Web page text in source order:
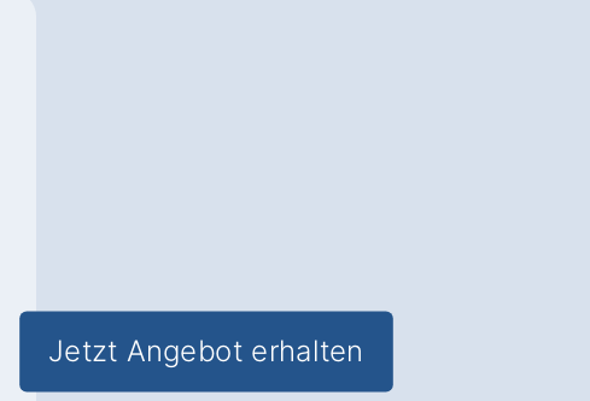
Jetzt Angebot erhalten